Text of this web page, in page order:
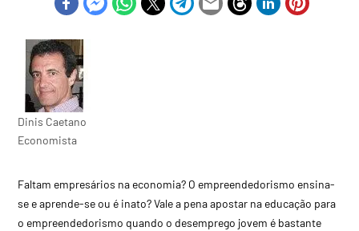
Dinis Caetano
Economista
Faltam empresários na economia? O empreendedorismo ensina-
se e aprende-se ou é inato? Vale a pena apostar na educação para
o empreendedorismo quando o desemprego jovem é bastante